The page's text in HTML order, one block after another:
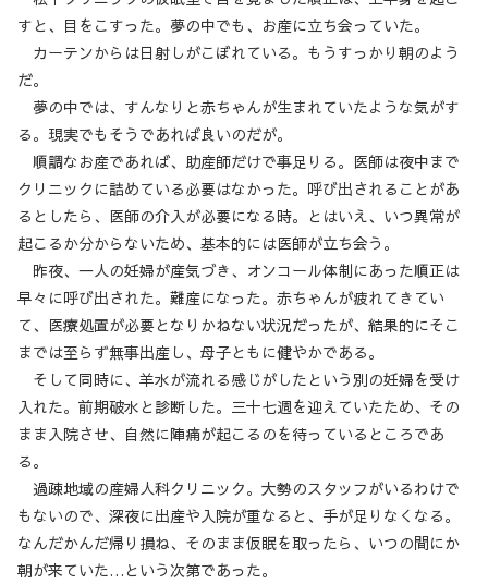
すと、目をこすった。夢の中でも、お産に立ち会っていた。
カーテンからは日射しがこぼれている。もうすっかり朝のよう
だ。
夢の中では、すんなりと赤ちゃんが生まれていたような気がす
る。現実でもそうであれば良いのだが。
順調なお産であれば、助産師だけで事足りる。医師は夜中まで
クリニックに詰めている必要はなかった。呼び出されることがあ
るとしたら、医師の介入が必要になる時。とはいえ、いつ異常が
起こるか分からないため、基本的には医師が立ち会う。
昨夜、一人の妊婦が産気づき、オンコール体制にあった順正は
早々に呼び出された。難産になった。赤ちゃんが疲れてきてい
て、医療処置が必要となりかねない状況だったが、結果的にそこ
までは至らず無事出産し、母子ともに健やかである。
そして同時に、羊水が流れる感じがしたという別の妊婦を受け
入れた。前期破水と診断した。三十七週を迎えていたため、その
まま入院させ、自然に陣痛が起こるのを待っているところであ
る。
過疎地域の産婦人科クリニック。大勢のスタッフがいるわけで
もないので、深夜に出産や入院が重なると、手が足りなくなる。
なんだかんだ帰り損ね、そのまま仮眠を取ったら、いつの間にか
朝が来ていた…という次第であった。